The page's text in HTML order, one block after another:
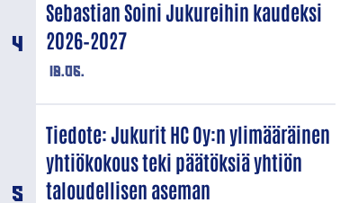
18.06.
Sebastian Soini Jukureihin kaudeksi
2026–2027
Tiedote: Jukurit HC Oy:n ylimääräinen
yhtiökokous teki päätöksiä yhtiön
taloudellisen aseman